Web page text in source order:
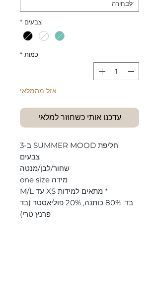
צבעים *
כמות *
אזל מהמלאי
עדכנו אותי כשחוזר למלאי
חליפת SUMMER MOOD ב-3
צבעים
שחור/לבן/מנטה
מידה one size
* מתאים למידות XS עד M/L
בד: 80% כותנה, 20% פוליאסטר (בד
פרנץ טרי)